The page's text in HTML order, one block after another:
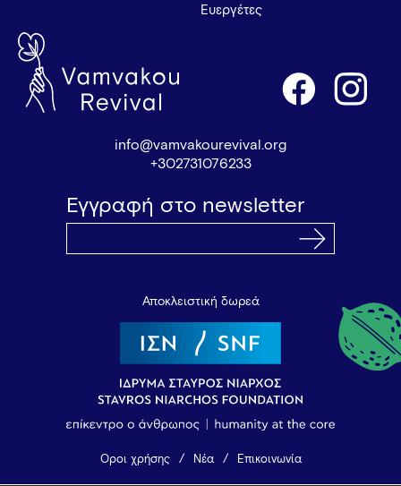
Ευεργέτες
info@vamvakourevival.org
+302731076233
Εγγραφή στο newsletter
Αποκλειστική δωρεά
Όροι χρήσης Νέα Επικοινωνία